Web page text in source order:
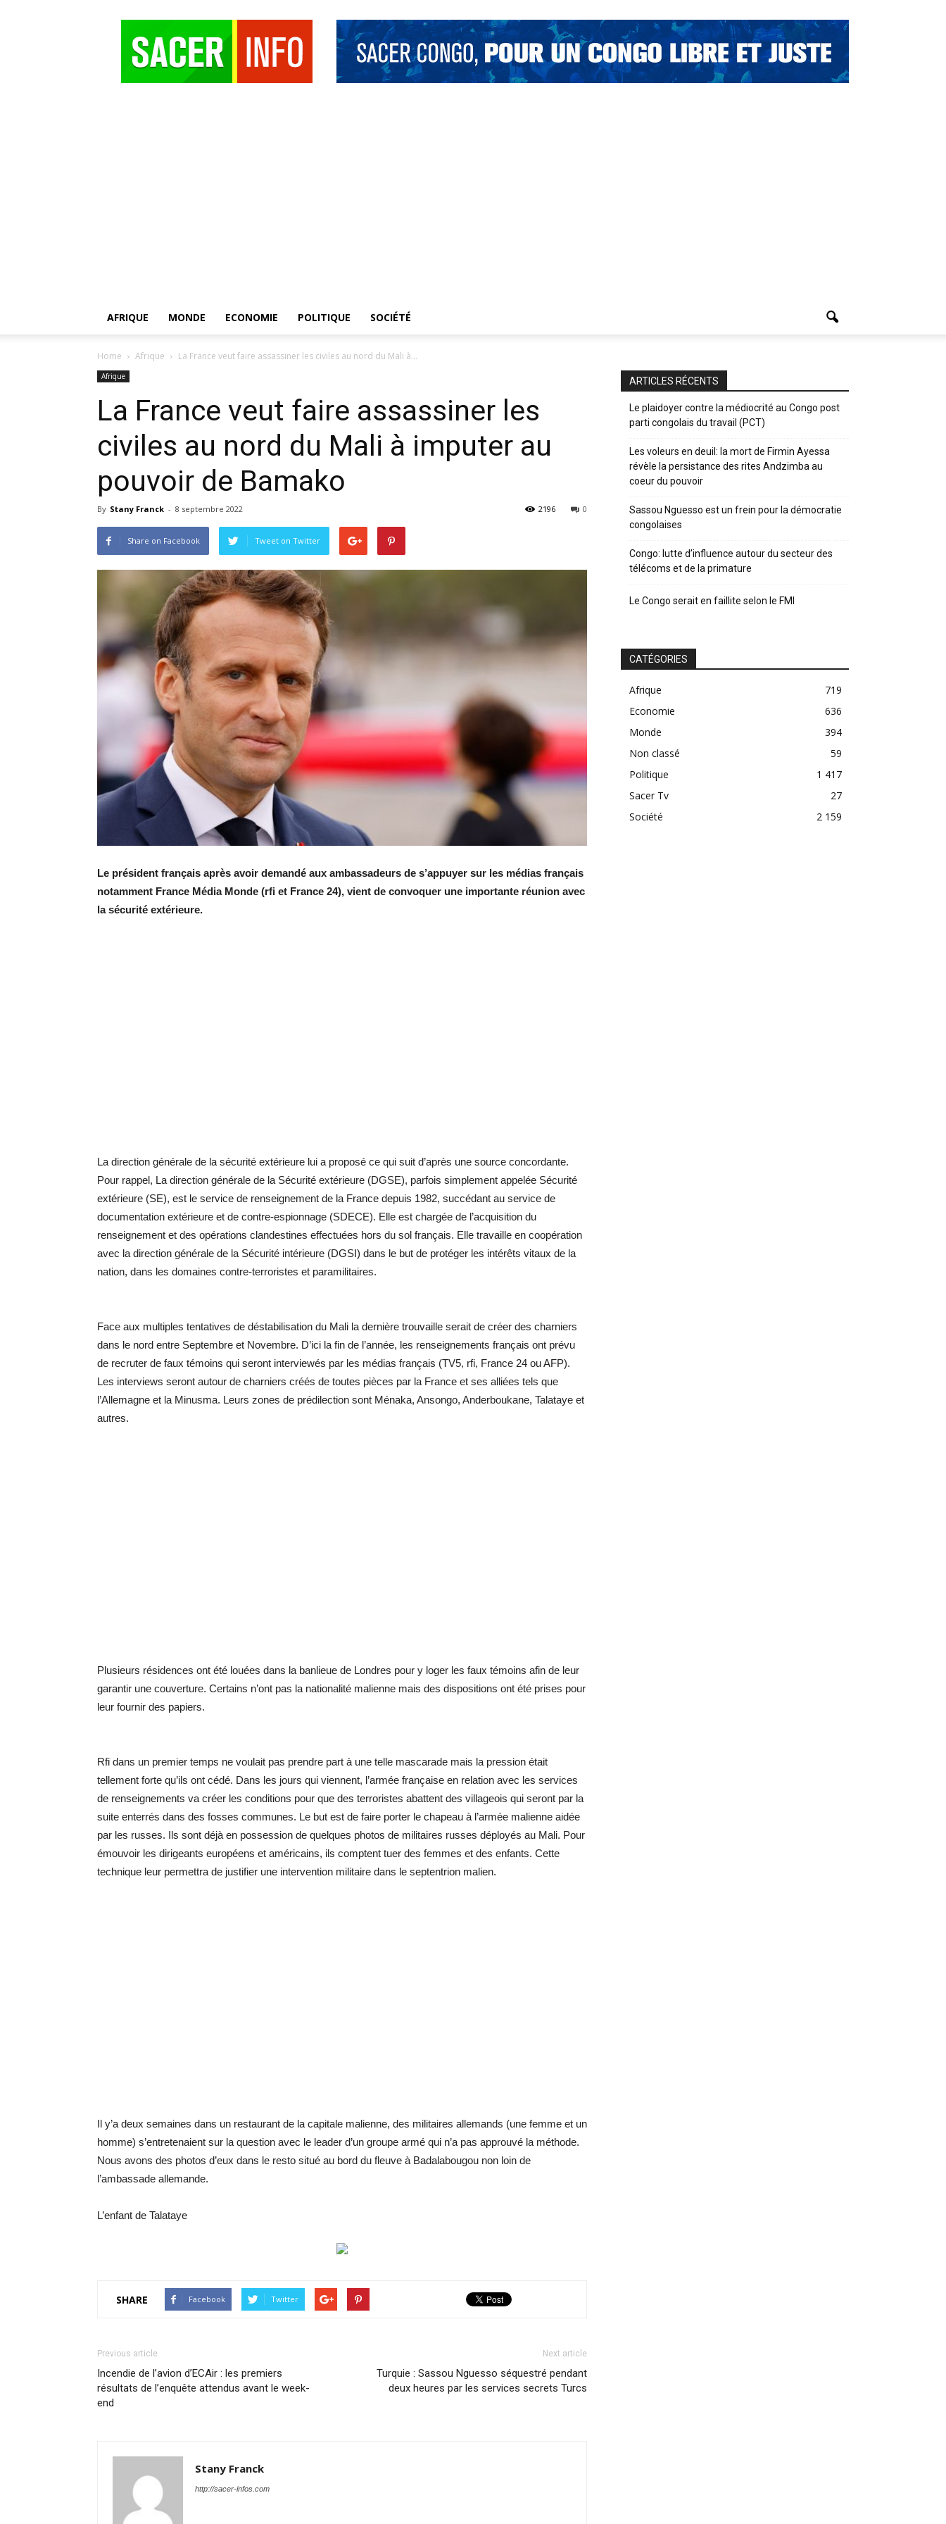
AFRIQUE MONDE ECONOMIE POLITIQUE SOCIÉTÉ
Home Afrique La France veut faire assassiner les civiles au nord du Mali à...
Afrique
La France veut faire assassiner les
civiles au nord du Mali à imputer au
pouvoir de Bamako
By Stany Franck - 8 septembre 2022 0
2196
Share on Facebook Tweet on Twitter
Le président français après avoir demandé aux ambassadeurs de s’appuyer sur les médias français
notamment France Média Monde (rfi et France 24), vient de convoquer une importante réunion avec
la sécurité extérieure.
La direction générale de la sécurité extérieure lui a proposé ce qui suit d’après une source concordante.
Pour rappel, La direction générale de la Sécurité extérieure (DGSE), parfois simplement appelée Sécurité
extérieure (SE), est le service de renseignement de la France depuis 1982, succédant au service de
documentation extérieure et de contre-espionnage (SDECE). Elle est chargée de l’acquisition du
renseignement et des opérations clandestines effectuées hors du sol français. Elle travaille en coopération
avec la direction générale de la Sécurité intérieure (DGSI) dans le but de protéger les intérêts vitaux de la
nation, dans les domaines contre-terroristes et paramilitaires.
Face aux multiples tentatives de déstabilisation du Mali la dernière trouvaille serait de créer des charniers
dans le nord entre Septembre et Novembre. D’ici la fin de l’année, les renseignements français ont prévu
de recruter de faux témoins qui seront interviewés par les médias français (TV5, rfi, France 24 ou AFP).
Les interviews seront autour de charniers créés de toutes pièces par la France et ses alliées tels que
l’Allemagne et la Minusma. Leurs zones de prédilection sont Ménaka, Ansongo, Anderboukane, Talataye et
autres.
Plusieurs résidences ont été louées dans la banlieue de Londres pour y loger les faux témoins afin de leur
garantir une couverture. Certains n’ont pas la nationalité malienne mais des dispositions ont été prises pour
leur fournir des papiers.
Rfi dans un premier temps ne voulait pas prendre part à une telle mascarade mais la pression était
tellement forte qu’ils ont cédé. Dans les jours qui viennent, l’armée française en relation avec les services
de renseignements va créer les conditions pour que des terroristes abattent des villageois qui seront par la
suite enterrés dans des fosses communes. Le but est de faire porter le chapeau à l’armée malienne aidée
par les russes. Ils sont déjà en possession de quelques photos de militaires russes déployés au Mali. Pour
émouvoir les dirigeants européens et américains, ils comptent tuer des femmes et des enfants. Cette
technique leur permettra de justifier une intervention militaire dans le septentrion malien.
Il y’a deux semaines dans un restaurant de la capitale malienne, des militaires allemands (une femme et un
homme) s’entretenaient sur la question avec le leader d’un groupe armé qui n’a pas approuvé la méthode.
Nous avons des photos d’eux dans le resto situé au bord du fleuve à Badalabougou non loin de
l’ambassade allemande.
L’enfant de Talataye
SHARE Facebook Twitter
Previous article
Incendie de l’avion d’ECAir : les premiers
résultats de l’enquête attendus avant le week-
end
Next article
Turquie : Sassou Nguesso séquestré pendant
deux heures par les services secrets Turcs
Stany Franck
http://sacer-infos.com
ARTICLES RÉCENTS
Le plaidoyer contre la médiocrité au Congo post
parti congolais du travail (PCT)
Les voleurs en deuil: la mort de Firmin Ayessa
révèle la persistance des rites Andzimba au
coeur du pouvoir
Sassou Nguesso est un frein pour la démocratie
congolaises
Congo: lutte d’influence autour du secteur des
télécoms et de la primature
Le Congo serait en faillite selon le FMI
CATÉGORIES
Afrique
719
Economie
636
Monde
394
Non classé
59
Politique
1 417
Sacer Tv
27
Société
2 159